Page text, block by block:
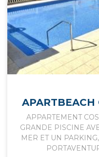
APARTBEACH
APPARTEMENT
GRANDE PISCINE
MER ET UN